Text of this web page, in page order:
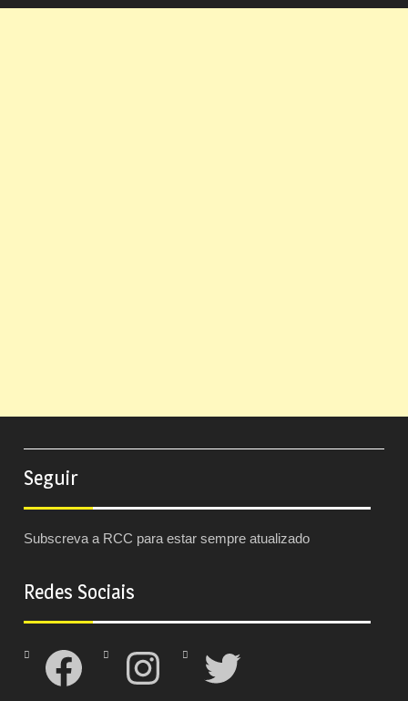
Seguir
Subscreva a RCC para estar sempre atualizado
Redes Sociais
Facebook Instagram Twitter